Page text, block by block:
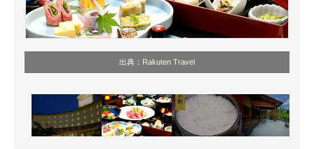
建設×テクノロジーの最前線
出典： Rakuten Travel